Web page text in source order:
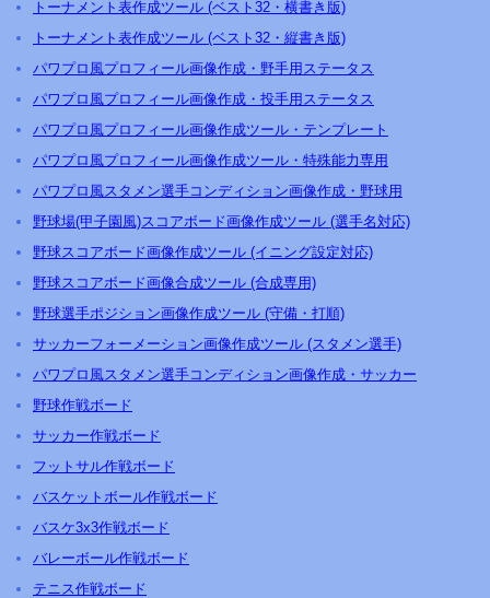
トーナメント表作成ツール (ベスト32・横書き版)
トーナメント表作成ツール (ベスト32・縦書き版)
パワプロ風プロフィール画像作成・野手用ステータス
パワプロ風プロフィール画像作成・投手用ステータス
パワプロ風プロフィール画像作成ツール・テンプレート
パワプロ風プロフィール画像作成ツール・特殊能力専用
パワプロ風スタメン選手コンディション画像作成・野球用
野球場(甲子園風)スコアボード画像作成ツール (選手名対応)
野球スコアボード画像作成ツール (イニング設定対応)
野球スコアボード画像合成ツール (合成専用)
野球選手ポジション画像作成ツール (守備・打順)
サッカーフォーメーション画像作成ツール (スタメン選手)
パワプロ風スタメン選手コンディション画像作成・サッカー
野球作戦ボード
サッカー作戦ボード
フットサル作戦ボード
バスケットボール作戦ボード
バスケ3x3作戦ボード
バレーボール作戦ボード
テニス作戦ボード